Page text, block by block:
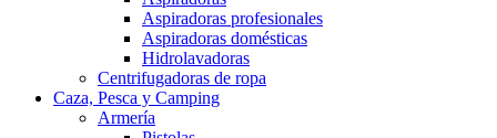
Aspiradoras profesionales
Aspiradoras domésticas
Hidrolavadoras
Centrifugadoras de ropa
Caza, Pesca y Camping
Armería